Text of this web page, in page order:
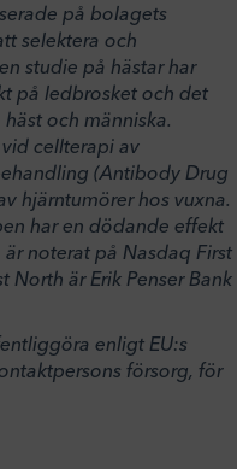
på bolagets
selektera och
studie på hästar har
på ledbrosket och det
och människa.
cellterapi av
(Antibody Drug
hjärntumörer hos vuxna.
har en dödande effekt
noterat på Nasdaq First
är Erik Penser Bank
enligt EU:s
försorg, för